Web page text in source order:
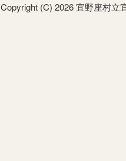
Copyright (C) 2026 宜野座村立